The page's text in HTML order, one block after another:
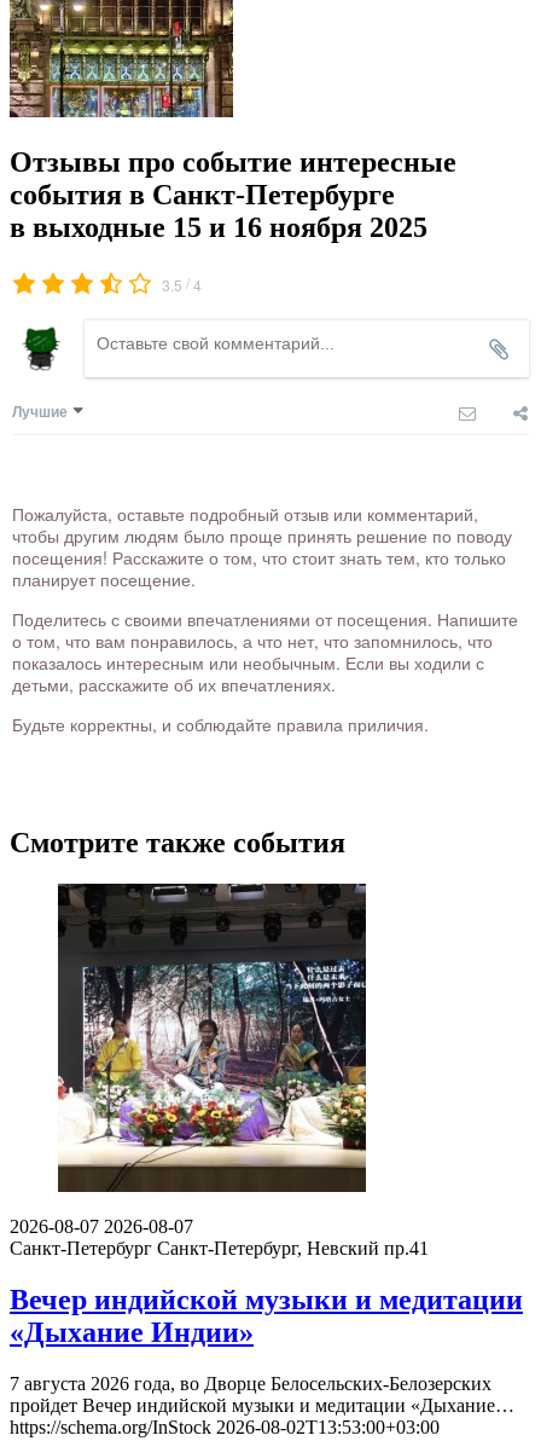
Отзывы про событие интересные
события в Санкт-Петербурге
в выходные 15 и 16 ноября 2025
3.5 /4
Лучшие
Пожалуйста, оставьте подробный отзыв или комментарий,
чтобы другим людям было проще принять решение по поводу
посещения! Расскажите о том, что стоит знать тем, кто только
планирует посещение.
Поделитесь с своими впечатлениями от посещения. Напишите
о том, что вам понравилось, а что нет, что запомнилось, что
показалось интересным или необычным. Если вы ходили с
детьми, расскажите об их впечатлениях.
Будьте корректны, и соблюдайте правила приличия.
Смотрите также события
2026-08-07 2026-08-07
Санкт-Петербург Санкт-Петербург, Невский пр.41
Вечер индийской музыки и медитации
«Дыхание Индии»
7 августа 2026 года, во Дворце Белосельских-Белозерских
пройдет Вечер индийской музыки и медитации «Дыхание…
https://schema.org/InStock 2026-08-02T13:53:00+03:00